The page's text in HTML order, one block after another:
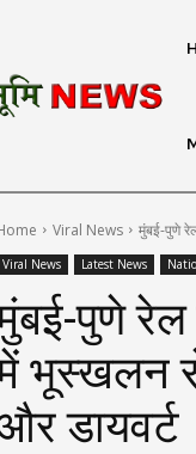
Viral News मुंबई-पुणे
Viral News Latest News
पुणे रेल
भूस्खलन से
डायवर्ट